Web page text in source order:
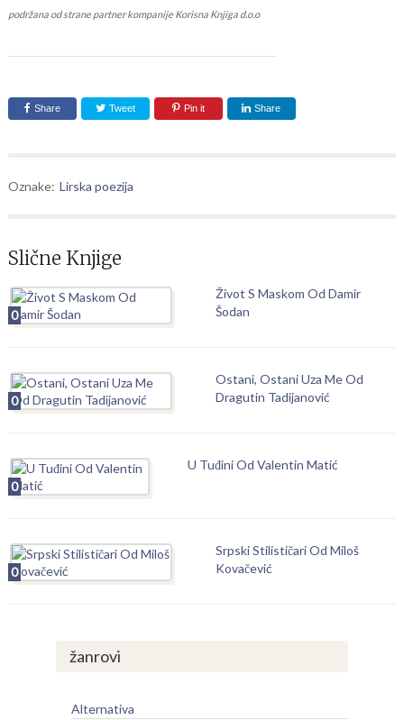
podržana od strane partner kompanije Korisna Knjiga d.o.o
Share Tweet Pin it Share
Oznake: Lirska poezija
Slične Knjige
0
Život S Maskom Od Damir
Šodan
0
Ostani, Ostani Uza Me Od
Dragutin Tadijanović
0
U Tuđini Od Valentin Matić
0
Srpski Stilističari Od Miloš
Kovačević
žanrovi
Alternativa